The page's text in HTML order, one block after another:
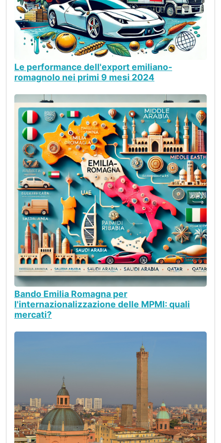
Le performance dell'export emiliano-
romagnolo nei primi 9 mesi 2024
Bando Emilia Romagna per
l'internazionalizzazione delle MPMI: quali
mercati?